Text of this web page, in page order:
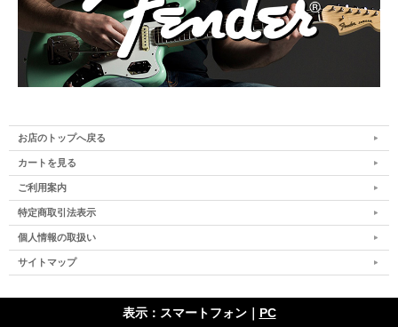
お店のトップへ戻る
カートを見る
ご利用案内
特定商取引法表示
個人情報の取扱い
サイトマップ
表示：スマートフォン｜ PC